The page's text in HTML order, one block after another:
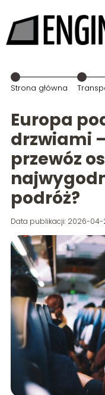
Strona główna
Europa
drzwiami
przewóz
podróż?
Data publikacji: 2026-04-